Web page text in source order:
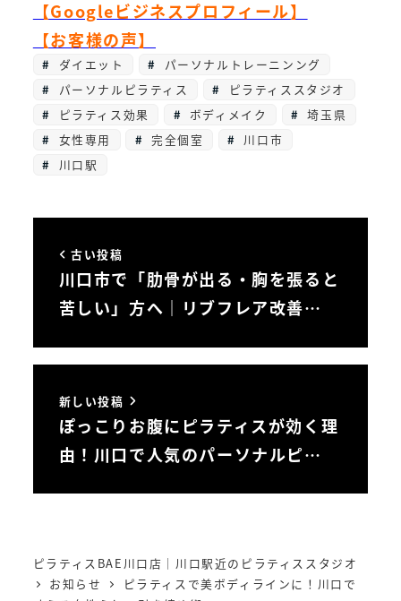
【Googleビジネスプロフィール】
【お客様の声】
ダイエット
パーソナルトレーニンング
パーソナルピラティス
ピラティススタジオ
ピラティス効果
ボディメイク
埼玉県
女性専用
完全個室
川口市
川口駅
古い投稿
川口市で「肋骨が出る・胸を張ると
苦しい」方へ｜リブフレア改善…
新しい投稿
ぽっこりお腹にピラティスが効く理
由！川口で人気のパーソナルピ…
ピラティスBAE川口店｜川口駅近のピラティススタジオ
お知らせ
ピラティスで美ボディラインに！川口で